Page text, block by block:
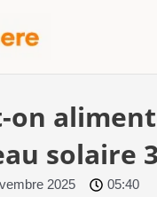
on
solaire
2025
05:40